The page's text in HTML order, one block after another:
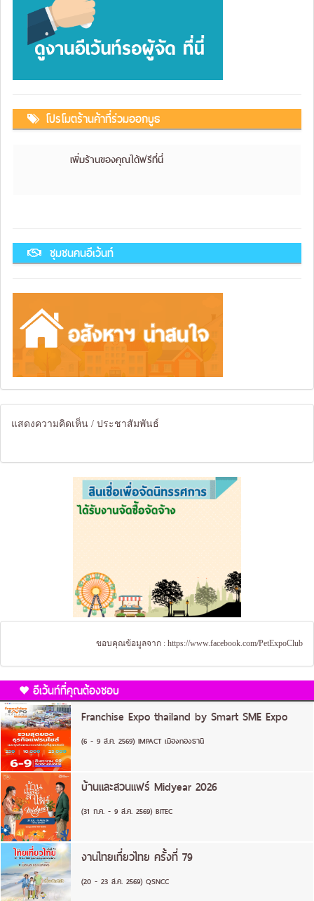
โปรโมตร้านค้าที่ร่วมออกบูธ
เพิ่มร้านของคุณได้ฟรีที่นี่
ชุมชนคนอีเว้นท์
แสดงความคิดเห็น / ประชาสัมพันธ์
ขอบคุณข้อมูลจาก : https://www.facebook.com/PetExpoClub
อีเว้นท์ที่คุณต้องชอบ
Franchise Expo thailand by Smart SME Expo
(6 - 9 ส.ค. 2569) IMPACT เมืองทองธานี
บ้านและสวนแฟร์ Midyear 2026
(31 ก.ค. - 9 ส.ค. 2569) BITEC
งานไทยเที่ยวไทย ครั้งที่ 79
(20 - 23 ส.ค. 2569) QSNCC